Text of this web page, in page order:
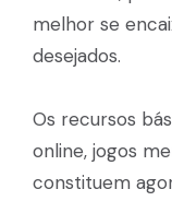
melhor se
desejados.
Os recursos
online, jogos
constituem